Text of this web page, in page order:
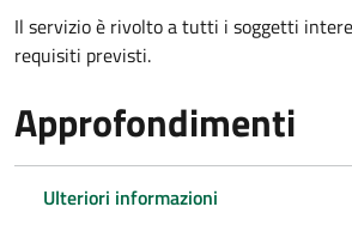
Il servizio è rivolto a tutti i soggetti
requisiti previsti.
Approfondimenti
Ulteriori informazioni